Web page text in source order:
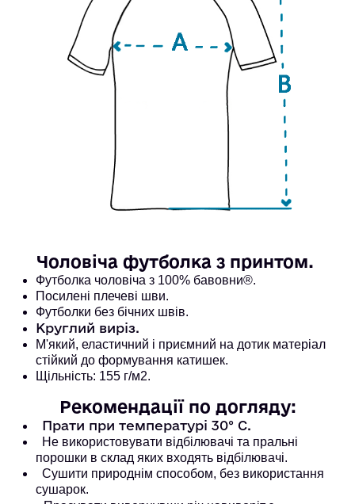
Чоловіча футболка з принтом.
Футболка чоловіча з 100% бавовни®.
Посилені плечеві шви.
Футболки без бічних швів.
Круглий виріз.
М'який, еластичний і приємний на дотик матеріал
стійкий до формування катишек.
Щільність: 155 г/м2.
Рекомендації по догляду:
Прати при температурі 30° С.
Не використовувати відбілювачі та пральні
порошки в склад яких входять відбілювачі.
Сушити природнім способом, без використання
сушарок.